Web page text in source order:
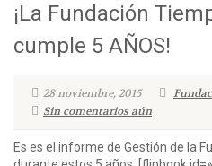
¡La Fundación
cumple 5 AÑOS!
28 noviembre, 2015
Sin comentarios aún
Es es el informe de Gestión de la